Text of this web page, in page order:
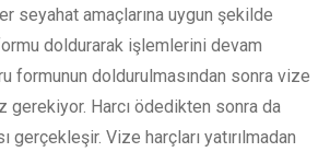
seyahat amaçlarına uygun şekilde
doldurarak işlemlerini devam
formunun doldurulmasından sonra vize
gerekiyor. Harcı ödedikten sonra da
gerçekleşir. Vize harçları yatırılmadan